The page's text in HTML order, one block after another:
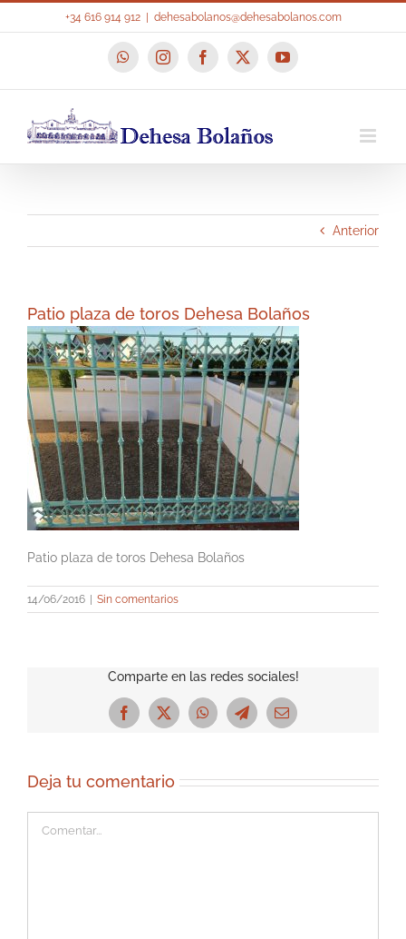
+34 616 914 912 dehesabolanos@dehesabolanos.com
WhatsAppInstagramFacebook
X YouTube
Anterior
Patio plaza de toros Dehesa Bolaños
Patio plaza de toros Dehesa Bolaños
14/06/2016 Sin comentarios
Comparte en las redes sociales!
Facebook
X WhatsAppTelegramCorreo
Deja tu comentario